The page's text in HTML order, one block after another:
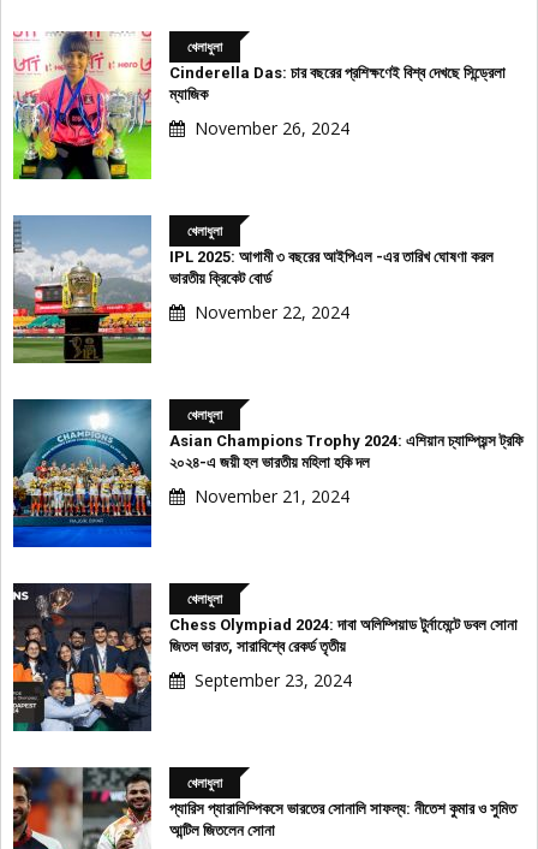
খেলাধুলা
Cinderella Das: চার বছরের প্রশিক্ষণেই বিশ্ব দেখছে সিন্ড্রেলা
ম্যাজিক
November 26, 2024
খেলাধুলা
IPL 2025: আগামী ৩ বছরের আইপিএল -এর তারিখ ঘোষণা করল
ভারতীয় ক্রিকেট বোর্ড
November 22, 2024
খেলাধুলা
Asian Champions Trophy 2024: এশিয়ান চ্যাম্পিয়ন্স ট্রফি
২০২৪-এ জয়ী হল ভারতীয় মহিলা হকি দল
November 21, 2024
খেলাধুলা
Chess Olympiad 2024: দাবা অলিম্পিয়াড টুর্নামেন্টে ডবল সোনা
জিতল ভারত, সারাবিশ্বে রেকর্ড তৃতীয়
September 23, 2024
খেলাধুলা
প্যারিস প্যারালিম্পিকসে ভারতের সোনালি সাফল্য: নীতেশ কুমার ও সুমিত
আন্টিল জিতলেন সোনা